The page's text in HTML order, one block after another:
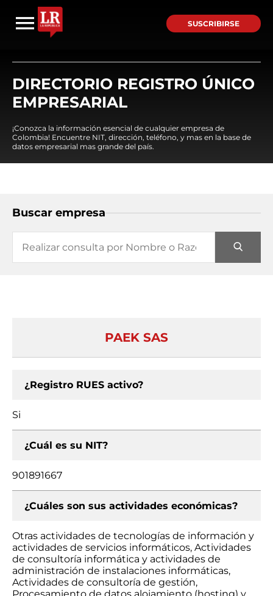
SUSCRIBIRSE
DIRECTORIO REGISTRO ÚNICO
EMPRESARIAL
¡Conozca la información esencial de cualquier empresa de
Colombia! Encuentre NIT, dirección, teléfono, y mas en la base de
datos empresarial mas grande del país.
Buscar empresa
PAEK SAS
¿Registro RUES activo?
Si
¿Cuál es su NIT?
901891667
¿Cuáles son sus actividades económicas?
Otras actividades de tecnologías de información y
actividades de servicios informáticos, Actividades
de consultoría informática y actividades de
administración de instalaciones informáticas,
Actividades de consultoría de gestión,